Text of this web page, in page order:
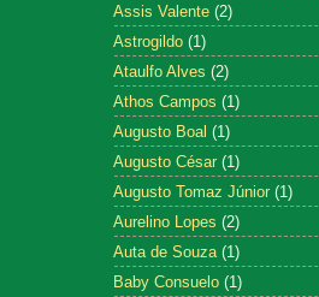
Assis Valente (2)
Astrogildo (1)
Ataulfo Alves (2)
Athos Campos (1)
Augusto Boal (1)
Augusto César (1)
Augusto Tomaz Júnior (1)
Aurelino Lopes (2)
Auta de Souza (1)
Baby Consuelo (1)